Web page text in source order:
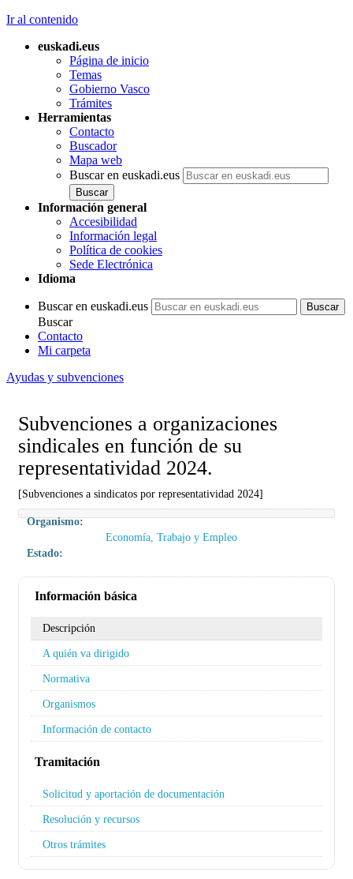
Ir al contenido
euskadi.eus
Página de inicio
Temas
Gobierno Vasco
Trámites
Herramientas
Contacto
Buscador
Mapa web
Buscar en euskadi.eus
Información general
Accesibilidad
Información legal
Política de cookies
Sede Electrónica
Idioma
Buscar en euskadi.eus
Buscar
Contacto
Mi carpeta
Ayudas y subvenciones
Subvenciones a organizaciones
sindicales en función de su
representatividad 2024.
[Subvenciones a sindicatos por representatividad 2024]
Organismo:
Economía, Trabajo y Empleo
Estado:
Información básica
Descripción
A quién va dirigido
Normativa
Organismos
Información de contacto
Tramitación
Solicitud y aportación de documentación
Resolución y recursos
Otros trámites